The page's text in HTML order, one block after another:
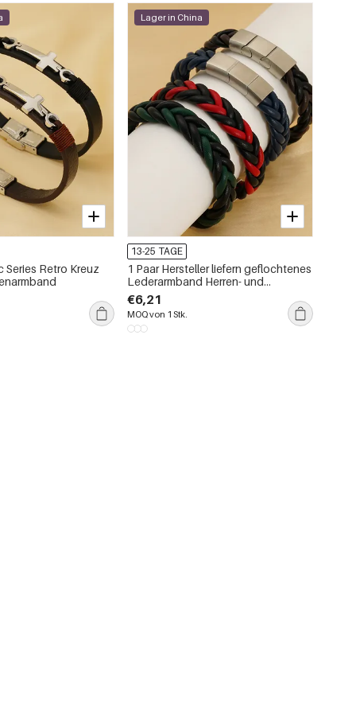
Series Retro Kreuz
Lager in China
13-25 TAGE
1 Paar Hersteller liefern geflochtenes
Lederarmband Herren- und
Damenmodearmband
grenzüberschreitend Schmuck
Unisex Herrenarmband
€6,21
MOQ von 1 Stk.